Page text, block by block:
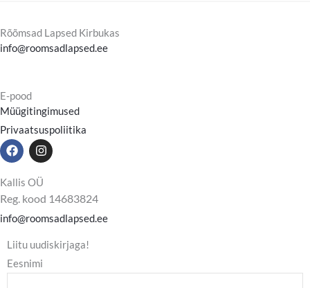
Rõõmsad Lapsed Kirbukas
info@roomsadlapsed.ee
E-pood
Müügitingimused
Privaatsuspoliitika
F
a
c
e
b
o
o
k
I
n
s
t
a
g
r
a
m
Kallis OÜ
Reg. kood 14683824
info@roomsadlapsed.ee
Liitu uudiskirjaga!
Eesnimi